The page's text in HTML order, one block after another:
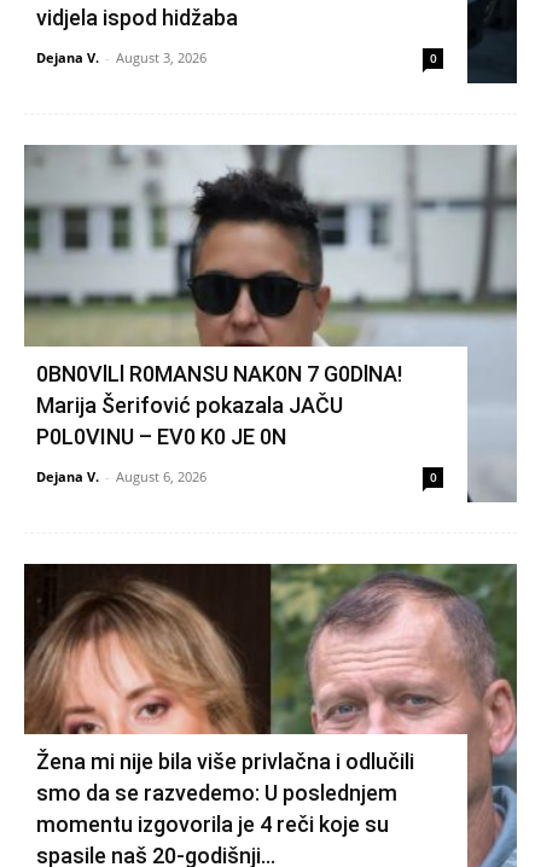
vidjela ispod hidžaba
Dejana V. - August 3, 2026 0
0BN0VlLl R0MANSU NAK0N 7 G0DlNA!
Marija Šerifović pokazala JAČU
P0L0VINU – EV0 K0 JE 0N
Dejana V. - August 6, 2026 0
Žena mi nije bila više privlačna i odlučili
smo da se razvedemo: U poslednjem
momentu izgovorila je 4 reči koje su
spasile naš 20-godišnji...